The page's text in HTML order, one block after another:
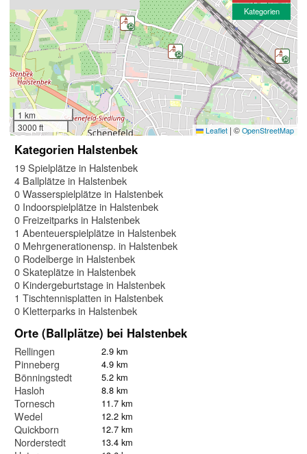
1 km
3000 ft
Leaflet | © OpenStreetMap
Kategorien
Kategorien Halstenbek
19 Spielplätze in Halstenbek
4 Ballplätze in Halstenbek
0 Wasserspielplätze in Halstenbek
0 Indoorspielplätze in Halstenbek
0 Freizeitparks in Halstenbek
1 Abenteuerspielplätze in Halstenbek
0 Mehrgenerationensp. in Halstenbek
0 Rodelberge in Halstenbek
0 Skateplätze in Halstenbek
0 Kindergeburtstage in Halstenbek
1 Tischtennisplatten in Halstenbek
0 Kletterparks in Halstenbek
Orte (Ballplätze) bei Halstenbek
Rellingen 2.9 km
Pinneberg 4.9 km
Bönningstedt 5.2 km
Hasloh 8.8 km
Tornesch 11.7 km
Wedel 12.2 km
Quickborn 12.7 km
Norderstedt 13.4 km